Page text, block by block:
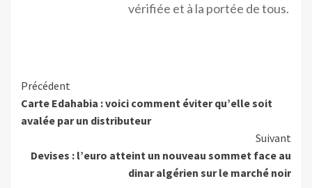
vérifiée et à la portée de tous.
Précédent
Carte Edahabia : voici comment éviter qu’elle soit
avalée par un distributeur
Suivant
Devises : l’euro atteint un nouveau sommet face au
dinar algérien sur le marché noir